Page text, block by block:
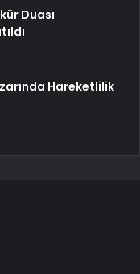
Duası
Hareketlilik